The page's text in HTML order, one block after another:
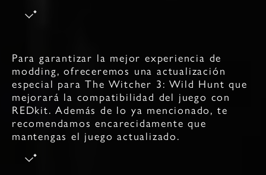
Para garantizar la mejor experiencia de
modding, ofreceremos una actualización
especial para The Witcher 3: Wild Hunt que
mejorará la compatibilidad del juego con
REDkit. Además de lo ya mencionado, te
recomendamos encarecidamente que
mantengas el juego actualizado.